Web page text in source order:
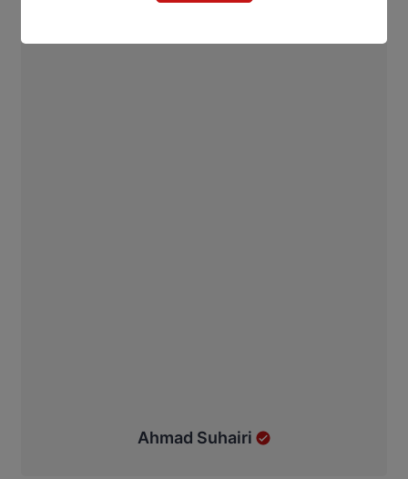
Ahmad Suhairi